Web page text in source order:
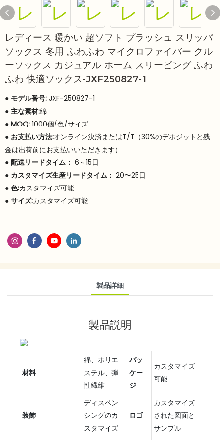
レディース 暖かい 超ソフト プラッシュ スリッパ
ソックス 冬用 ふわふわ マイクロファイバー クル
ーソックス カジュアル ホーム スリーピング ふわ
ふわ 快適ソックス-JXF250827-1
● モデル番号: JXF-250827-1
● 主な素材:綿
● MOQ: 1000個/色/サイズ
● お支払い方法:オンライン決済またはT/T（30%のデポジットと残
金は出荷前にお支払いいただきます）
● 配送リードタイム： 6～15日
● カスタマイズ生産リードタイム： 20〜25日
● 色:カスタマイズ可能
● サイズ:カスタマイズ可能
製品詳細
製品説明
材料
綿、ポリエ
ステル、弾
性繊維
パッ
ケー
ジ
カスタマイズ
可能
装飾
ディスペン
シングのカ
スタマイズ
ロゴ
カスタマイズ
された図面と
サンプル